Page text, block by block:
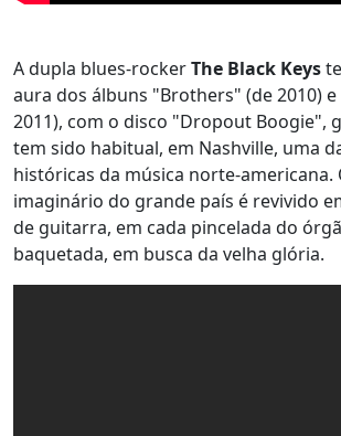
A dupla blues-rockerThe Black Keys
aura dos álbuns "Brothers" (de 2010)
2011), com o disco "Dropout Boogie",
tem sido habitual, em Nashville, uma
históricas da música norte-americana.
imaginário do grande país é revivido
de guitarra, em cada pincelada do
baquetada, em busca da velha glória.